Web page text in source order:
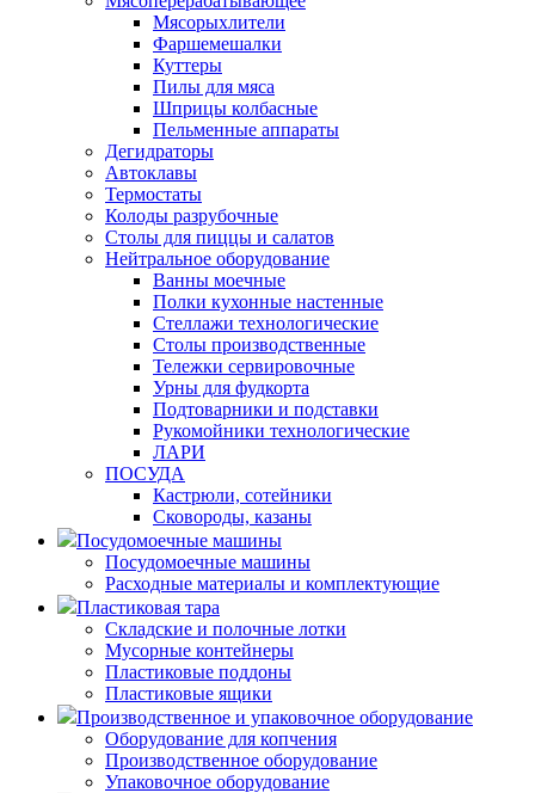
Мясорыхлители
Фаршемешалки
Куттеры
Пилы для мяса
Шприцы колбасные
Пельменные аппараты
Дегидраторы
Автоклавы
Термостаты
Колоды разрубочные
Столы для пиццы и салатов
Нейтральное оборудование
Ванны моечные
Полки кухонные настенные
Стеллажи технологические
Столы производственные
Тележки сервировочные
Урны для фудкорта
Подтоварники и подставки
Рукомойники технологические
ЛАРИ
ПОСУДА
Кастрюли, сотейники
Сковороды, казаны
Посудомоечные машины
Посудомоечные машины
Расходные материалы и комплектующие
Пластиковая тара
Складские и полочные лотки
Мусорные контейнеры
Пластиковые поддоны
Пластиковые ящики
Производственное и упаковочное оборудование
Оборудование для копчения
Производственное оборудование
Упаковочное оборудование